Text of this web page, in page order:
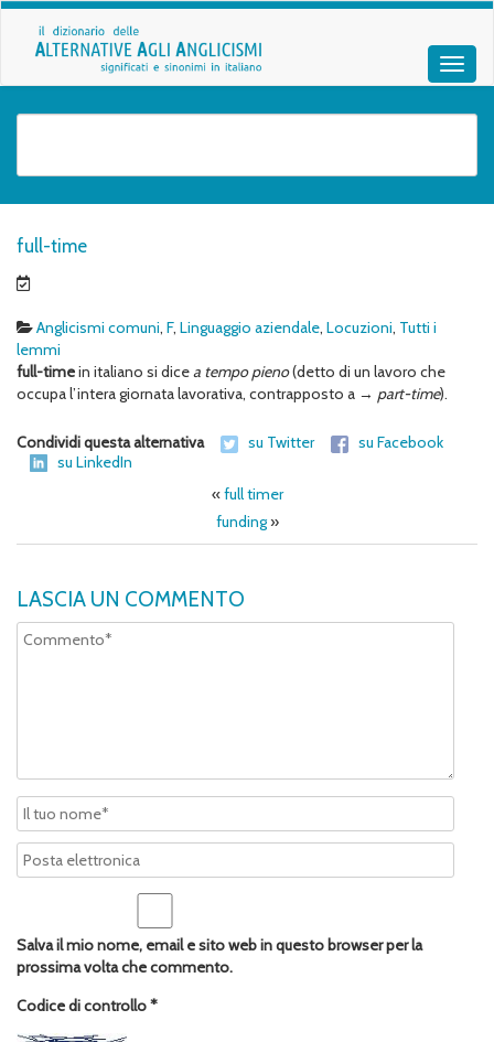
full-time
Anglicismi comuni, F, Linguaggio aziendale, Locuzioni, Tutti i
lemmi
full-timein italiano si dicea tempo pieno(detto di un lavoro che
occupa l’intera giornata lavorativa, contrapposto a → part-time).
Condividi questa alternativa su Twitter
su Facebook
su LinkedIn
«full timer
funding»
LASCIA UN COMMENTO
Salva il mio nome, email e sito web in questo browser per la
prossima volta che commento.
Codice di controllo*